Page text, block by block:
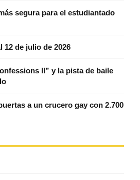
segura para el estudiantado
12 de julio de 2026
II” y la pista de baile
a un crucero gay con 2.700